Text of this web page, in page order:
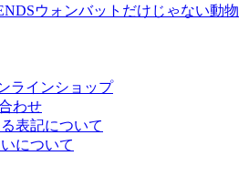
ウォンバットだけじゃない動物
力発見コンテンツ
ト
MAPウォンバットタウンマッ
ラインショップ
わせ
表記について
について